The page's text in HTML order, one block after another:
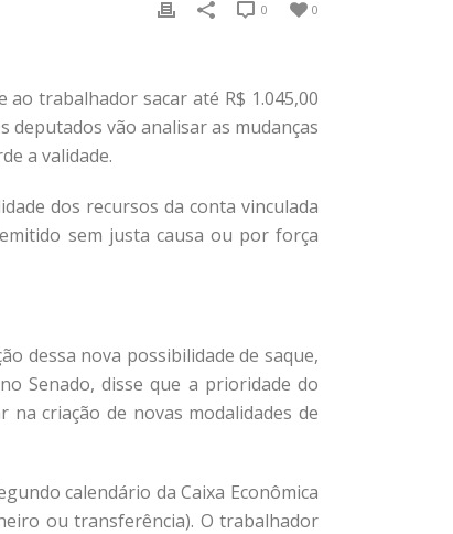
0
0
ao trabalhador sacar até R$ 1.045,00
deputados vão analisar as mudanças
a validade.
dos recursos da conta vinculada
sem justa causa ou por força
dessa nova possibilidade de saque,
Senado, disse que a prioridade do
criação de novas modalidades de
calendário da Caixa Econômica
ou transferência). O trabalhador